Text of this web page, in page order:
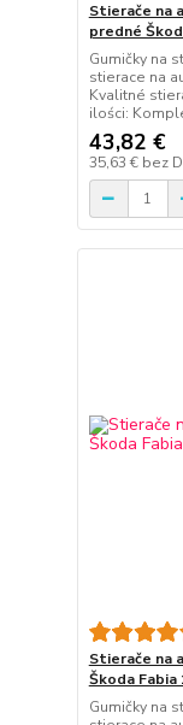
Stierače na
predné
Gumičky na
stierace na
Kvalitné
ilości:
43,82 €
35,63 € bez
Stierače na
Škoda Fabia
Gumičky na